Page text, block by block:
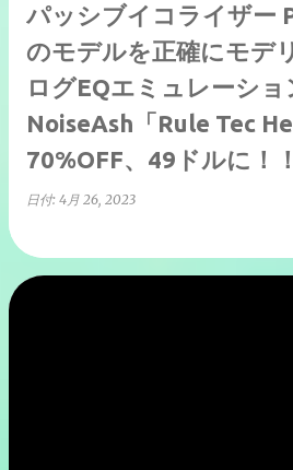
パッシブイコライザー
のモデルを正確にモデ
ログEQエミュレーシ
NoiseAsh「Rule Tec
70%OFF、49ドルに！
日付: 4月 26, 2023